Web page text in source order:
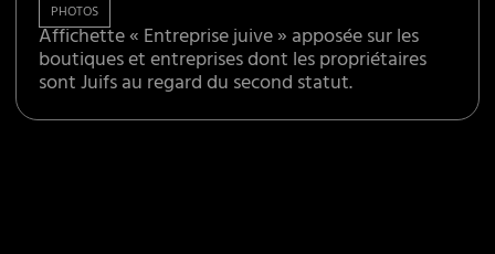
PHOTOS
Affichette « Entreprise juive » apposée sur les
boutiques et entreprises dont les propriétaires
sont Juifs au regard du second statut.